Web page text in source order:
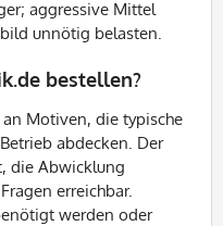
aggressive Mittel
unnötig belasten.
bestellen?
Motiven, die typische
abdecken. Der
die Abwicklung
erreichbar.
werden oder